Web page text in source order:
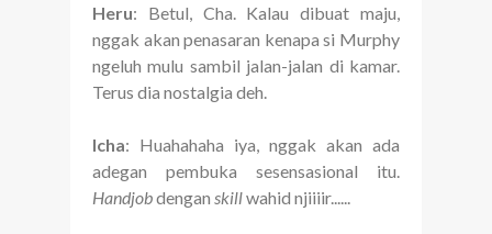
Heru: Betul, Cha. Kalau dibuat maju,
nggak akan penasaran kenapa si Murphy
ngeluh mulu sambil jalan-jalan di kamar.
Terus dia nostalgia deh.
Icha: Huahahaha iya, nggak akan ada
adegan pembuka sesensasional itu.
Handjobdengan skillwahid njiiiir......